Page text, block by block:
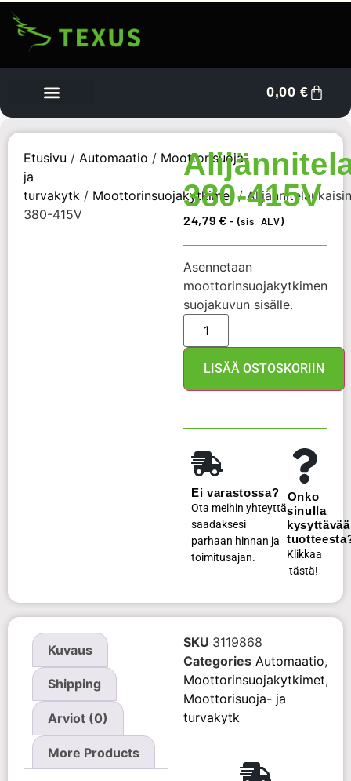
0,00€
Etusivu / Automaatio / Moottorisuoja-
ja
turvakytk / Moottorinsuojakytkimet/
380-415V
380-415V
24,79 € - (sis. ALV)
Asennetaan
moottorinsuojakytkimen
suojakuvun sisälle.
LISÄÄ OSTOSKORIIN
Ei varastossa?
Ota meihin yhteyttä
saadaksesi
parhaan hinnan ja
toimitusajan.
Onko
sinulla
kysyttävää
Klikkaa
tästä!
Kuvaus
Shipping
Arviot (0)
More Products
SKU 3119868
Categories Automaatio,
Moottorinsuojakytkimet,
Moottorisuoja- ja
turvakytk